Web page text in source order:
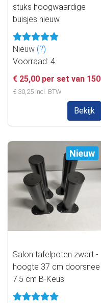
stuks hoogwaardige
buisjes nieuw
Nieuw (?)
Voorraad: 4
€ 25,00 per set van 150
€ 30,25 incl. BTW
Bekijk
Nieuw
Salon tafelpoten zwart -
hoogte 37 cm doorsnee
7.5 cm B-Keus